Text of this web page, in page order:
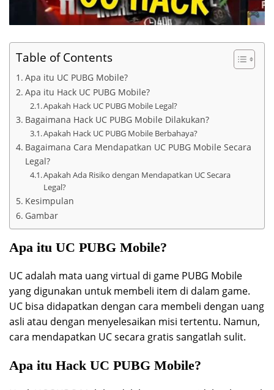
Table of Contents
Apa itu UC PUBG Mobile?
Apa itu Hack UC PUBG Mobile?
Apakah Hack UC PUBG Mobile Legal?
Bagaimana Hack UC PUBG Mobile Dilakukan?
Apakah Hack UC PUBG Mobile Berbahaya?
Bagaimana Cara Mendapatkan UC PUBG Mobile Secara
Legal?
Apakah Ada Risiko dengan Mendapatkan UC Secara
Legal?
Kesimpulan
Gambar
Apa itu UC PUBG Mobile?
UC adalah mata uang virtual di game PUBG Mobile
yang digunakan untuk membeli item di dalam game.
UC bisa didapatkan dengan cara membeli dengan uang
asli atau dengan menyelesaikan misi tertentu. Namun,
cara mendapatkan UC secara gratis sangatlah sulit.
Apa itu Hack UC PUBG Mobile?